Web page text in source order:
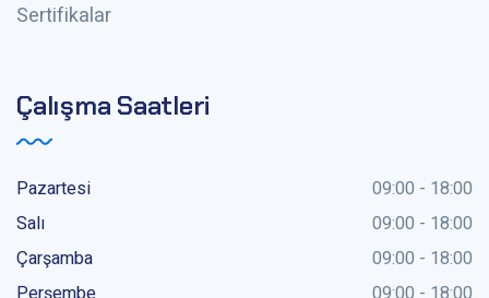
Sertifikalar
Çalışma Saatleri
Pazartesi
09:00 - 18:00
Salı
09:00 - 18:00
Çarşamba
09:00 - 18:00